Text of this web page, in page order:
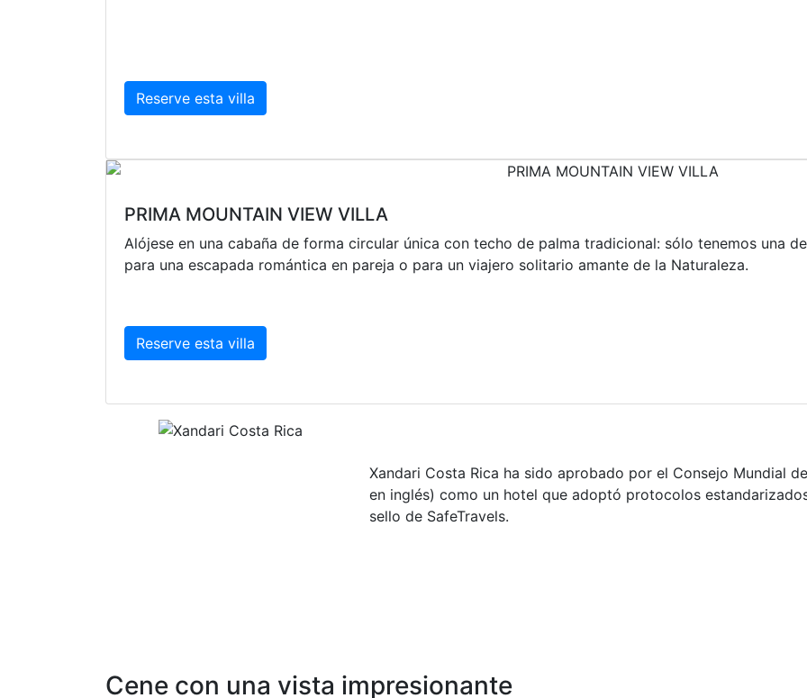
Reserve esta villa
PRIMA MOUNTAIN VIEW VILLA
Alójese en una cabaña de forma circular única con techo de palma tradicional: sólo tenemos una
para una escapada romántica en pareja o para un viajero solitario amante de la Naturaleza.
Reserve esta villa
Xandari Costa Rica ha sido aprobado por el Consejo Mundial
en inglés) como un hotel que adoptó protocolos
sello de SafeTravels.
Cene con una vista impresionante